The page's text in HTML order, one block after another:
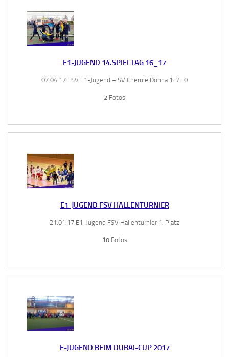
E1-JUGEND 14.SPIELTAG 16_17
07.04.17 FSV E1-Jugend – SV Chemie Dohna 1. 7 : 0
2 Fotos
E1-JUGEND FSV HALLENTURNIER
21.01.17 E1-Jugend FSV Hallenturnier 1. Platz
10Fotos
E-JUGEND BEIM DUBAI-CUP 2017